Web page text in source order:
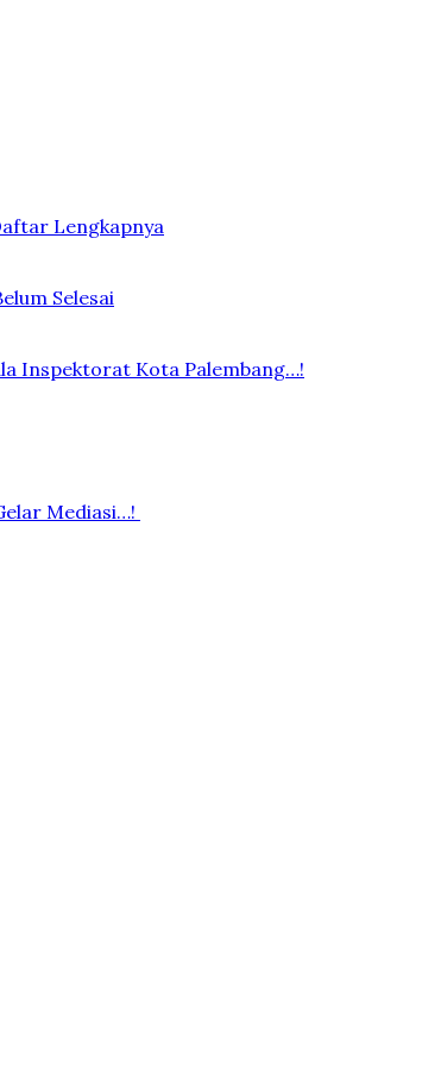
Lengkapnya
Selesai
Inspektorat Kota Palembang…!
Mediasi…!